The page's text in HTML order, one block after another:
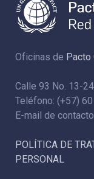
Oficinas de Pacto
Calle 93 No. 13-
Teléfono: (+57)
E-mail de
POLÍTICA DE
PERSONAL